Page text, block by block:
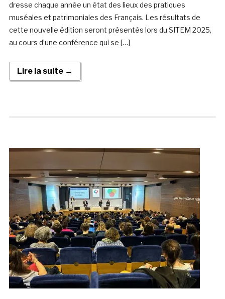
dresse chaque année un état des lieux des pratiques
muséales et patrimoniales des Français. Les résultats de
cette nouvelle édition seront présentés lors du SITEM 2025,
au cours d’une conférence qui se […]
Lire la suite →